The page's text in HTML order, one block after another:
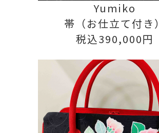
Yumiko
帯（お仕立て付き）
税込390,000円